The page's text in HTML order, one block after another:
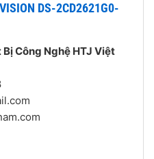
DS-2CD2621G0-
Công Nghệ HTJ Việt